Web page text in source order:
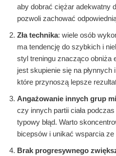
aby dobrać ciężar adekwatny
pozwoli zachować
Zła technika: wiele osób
ma tendencję do szybkich i
styl treningu znacząco obniża
jest skupienie się na
które przynoszą lepsze
Angażowanie innych grup
czy innych partii ciała
typowy błąd. Warto
bicepsów i unikać wsparcia
Brak progresywnego